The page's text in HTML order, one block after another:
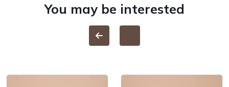
You may be interested